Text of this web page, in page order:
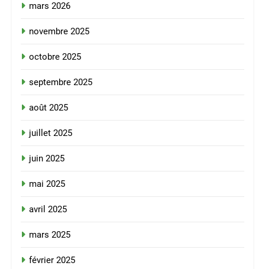
mars 2026
novembre 2025
octobre 2025
septembre 2025
août 2025
juillet 2025
juin 2025
mai 2025
avril 2025
mars 2025
février 2025